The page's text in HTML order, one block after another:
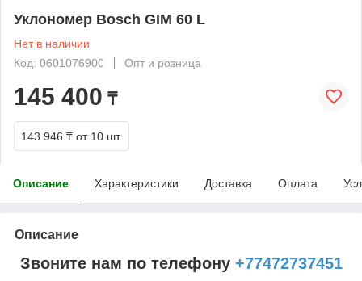
Уклономер Bosch GIM 60 L
Нет в наличии
Код: 0601076900
Опт и розница
145 400 ₸
143 946 ₸ от 10 шт.
Описание Характеристики Доставка Оплата
Описание
Звоните нам по телефону +77472737451